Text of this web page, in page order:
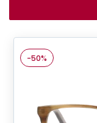
-50%